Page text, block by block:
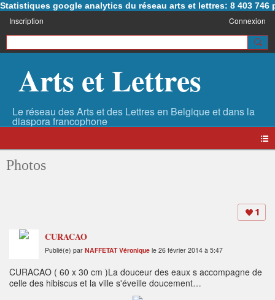
Statistiques google analytics du réseau arts et lettres: 8 403 746
Inscription Connexion
Arts et Lettres
Photos
1
CURACAO
Publié(e) par NAFFETAT Véronique le 26 février 2014 à 5:47
CURACAO ( 60 x 30 cm )La douceur des eaux s accompagne de
celle des hibiscus et la ville s'éveille doucement…